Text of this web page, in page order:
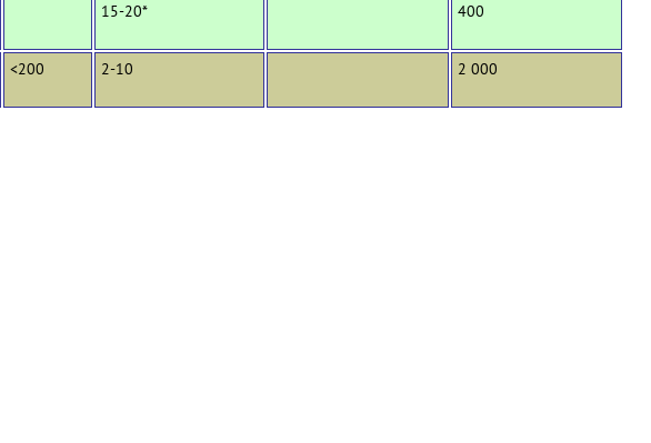
15-20* 400
<200 2-10 2 000